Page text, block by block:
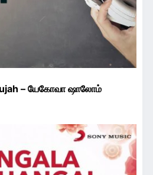
– யேகோவா ஷாலோம்